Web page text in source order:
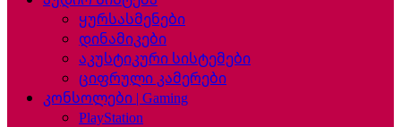
ყურსასმენები
დინამიკები
აკუსტიკური სისტემები
ციფრული კამერები
კონსოლები | Gaming
PlayStation